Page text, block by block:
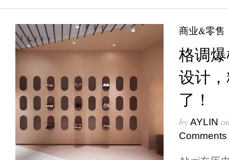
商业&零售
格调
设计
了！
by AYLIN
Comments